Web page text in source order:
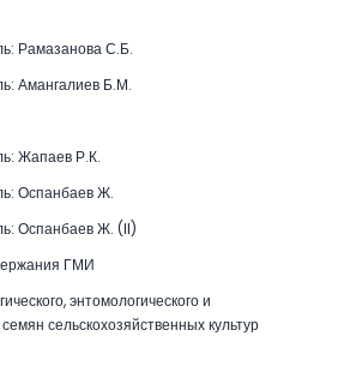
Рамазанова С.Б.
Амангалиев Б.М.
Жапаев Р.К.
Оспанбаев Ж.
Оспанбаев Ж. (II)
ГМИ
энтомологического и
сельскохозяйственных культур